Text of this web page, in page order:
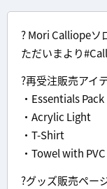
? Mori Calliopeソ
ただいまより
?再受注販売アイ
•Essentials Pack
•Acrylic Light
•T-Shirt
•Towel with
?グッズ販売ペー